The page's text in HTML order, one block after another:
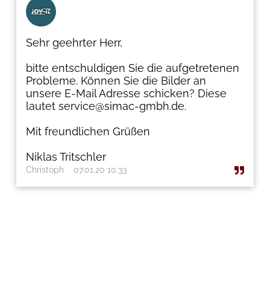
Sehr geehrter Herr,
bitte entschuldigen Sie die aufgetretenen
Probleme. Können Sie die Bilder an
unsere E-Mail Adresse schicken? Diese
lautet service@simac-gmbh.de.
Mit freundlichen Grüßen
Niklas Tritschler
Christoph 07.01.20 10:33